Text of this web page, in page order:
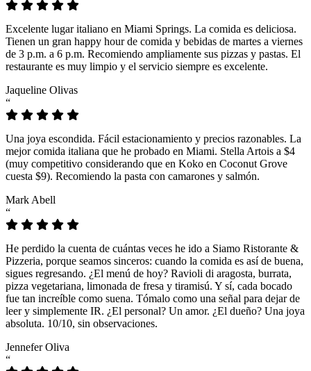
Excelente lugar italiano en Miami Springs. La comida es deliciosa.
Tienen un gran happy hour de comida y bebidas de martes a viernes
de 3 p.m. a 6 p.m. Recomiendo ampliamente sus pizzas y pastas. El
restaurante es muy limpio y el servicio siempre es excelente.
Jaqueline Olivas
“
Una joya escondida. Fácil estacionamiento y precios razonables. La
mejor comida italiana que he probado en Miami. Stella Artois a $4
(muy competitivo considerando que en Koko en Coconut Grove
cuesta $9). Recomiendo la pasta con camarones y salmón.
Mark Abell
“
He perdido la cuenta de cuántas veces he ido a Siamo Ristorante &
Pizzeria, porque seamos sinceros: cuando la comida es así de buena,
sigues regresando. ¿El menú de hoy? Ravioli di aragosta, burrata,
pizza vegetariana, limonada de fresa y tiramisú. Y sí, cada bocado
fue tan increíble como suena. Tómalo como una señal para dejar de
leer y simplemente IR. ¿El personal? Un amor. ¿El dueño? Una joya
absoluta. 10/10, sin observaciones.
Jennefer Oliva
“